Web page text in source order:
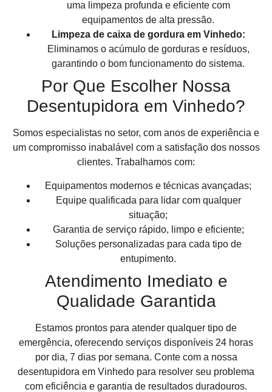
uma limpeza profunda e eficiente com
equipamentos de alta pressão.
Limpeza de caixa de gordura em Vinhedo:
Eliminamos o acúmulo de gorduras e resíduos,
garantindo o bom funcionamento do sistema.
Por Que Escolher Nossa
Desentupidora em Vinhedo?
Somos especialistas no setor, com anos de experiência e
um compromisso inabalável com a satisfação dos nossos
clientes. Trabalhamos com:
Equipamentos modernos e técnicas avançadas;
Equipe qualificada para lidar com qualquer
situação;
Garantia de serviço rápido, limpo e eficiente;
Soluções personalizadas para cada tipo de
entupimento.
Atendimento Imediato e
Qualidade Garantida
Estamos prontos para atender qualquer tipo de
emergência, oferecendo serviços disponíveis 24 horas
por dia, 7 dias por semana. Conte com a nossa
desentupidora em Vinhedo para resolver seu problema
com eficiência e garantia de resultados duradouros.